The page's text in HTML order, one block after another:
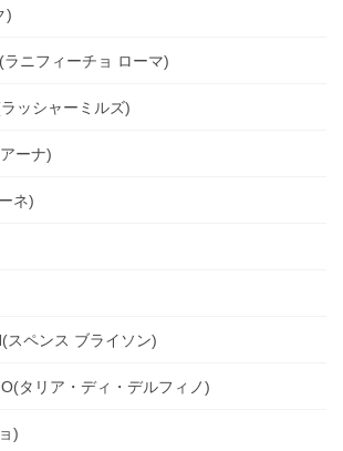
)
ニフィーチョ ローマ)
ッシャーミルズ)
ーナ)
ネ)
スペンス ブライソン)
タリア・ディ・デルフィノ)
)